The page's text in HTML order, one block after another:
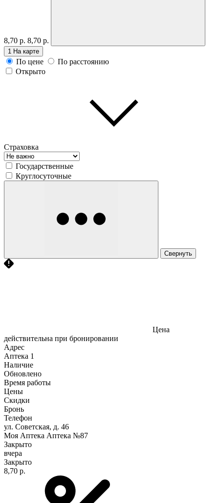
8,70 р. 8,70 р.
1 На карте
По цене
По расстоянию
Открыто
Страховка
Государственные
Круглосуточные
Свернуть
Цена
действительна при бронировании
Адрес
Аптека 1
Наличие
Обновлено
Время работы
Цены
Скидки
Бронь
Телефон
ул. Советская, д. 46
Моя Аптека Аптека №87
Закрыто
вчера
Закрыто
8,70 р.